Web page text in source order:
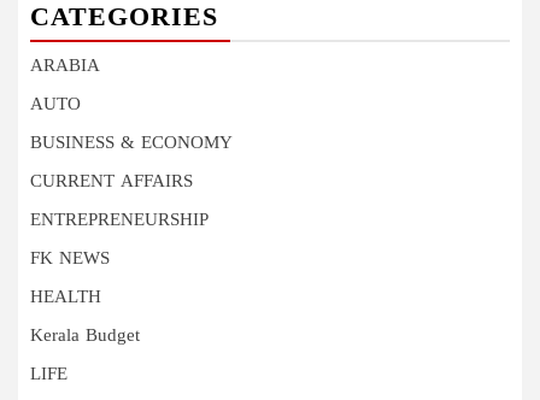
CATEGORIES
ARABIA
AUTO
BUSINESS & ECONOMY
CURRENT AFFAIRS
ENTREPRENEURSHIP
FK NEWS
HEALTH
Kerala Budget
LIFE